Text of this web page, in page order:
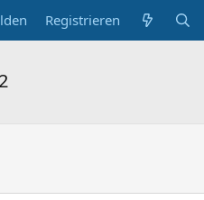
Registrieren